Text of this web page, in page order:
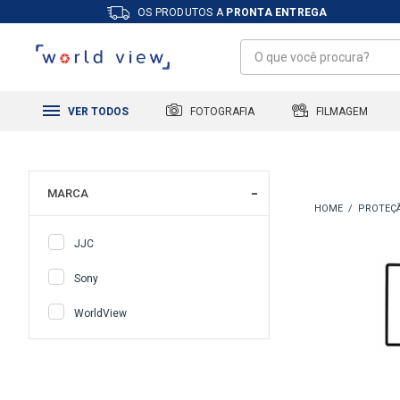
OS PRODUTOS A PRONTA ENTREGA
VER TODOS FOTOGRAFIA FILMAGEM
MARCA
JJC
Sony
WorldView